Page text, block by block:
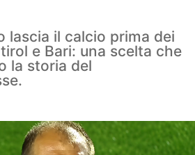
lascia il calcio prima dei
e Bari: una scelta che
la storia del